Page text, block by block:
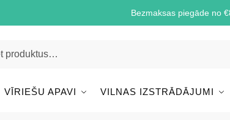
Bezmaksas piegāde no
VĪRIEŠU APAVI VILNAS IZSTRĀDĀJUMI